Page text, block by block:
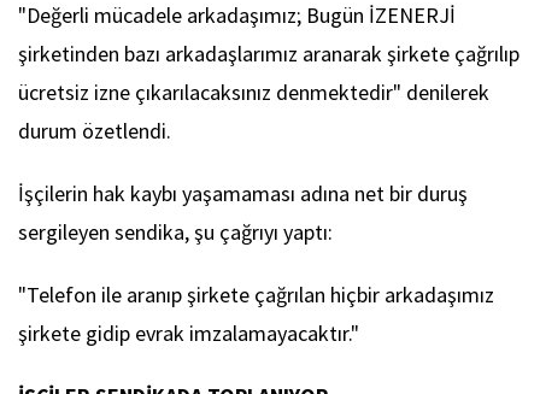
"Değerli mücadele arkadaşımız; Bugün İZENERJİ
şirketinden bazı arkadaşlarımız aranarak şirkete çağrılıp
ücretsiz izne çıkarılacaksınız denmektedir" denilerek
durum özetlendi.
İşçilerin hak kaybı yaşamaması adına net bir duruş
sergileyen sendika, şu çağrıyı yaptı:
"Telefon ile aranıp şirkete çağrılan hiçbir arkadaşımız
şirkete gidip evrak imzalamayacaktır."